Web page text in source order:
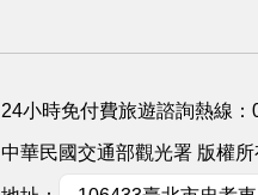
24小時免付費旅遊諮詢熱線：
中華民國交通部觀光署 版權所